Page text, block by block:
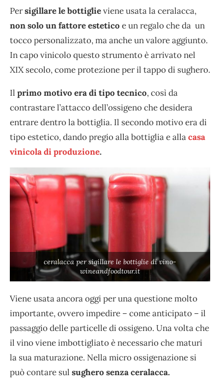
Persigillare le bottiglieviene usata la ceralacca,
non solo un fattore estetico e un regalo che da un
tocco personalizzato, ma anche un valore aggiunto.
In capo vinicolo questo strumento è arrivato nel
XIX secolo, come protezione per il tappo di sughero.
Il primo motivo era di tipo tecnico, così da
contrastare l’attacco dell’ossigeno che desidera
entrare dentro la bottiglia. Il secondo motivo era di
tipo estetico, dando pregio alla bottiglia e allacasa
vinicola di produzione.
ceralacca per sigillare le bottiglie di vino-
wineandfoodtour.it
Viene usata ancora oggi per una questione molto
importante, ovvero impedire – come anticipato – il
passaggio delle particelle di ossigeno. Una volta che
il vino viene imbottigliato è necessario che maturi
la sua maturazione. Nella micro ossigenazione si
può contare sul sughero senza ceralacca.